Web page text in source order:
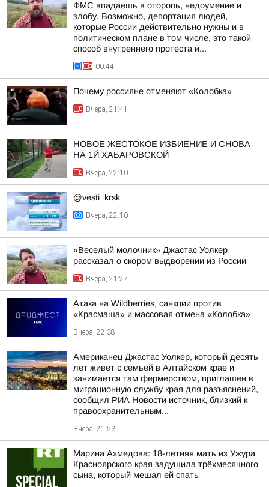
ФМС впадаешь в оторопь, недоумение и
злобу. Возможно, депортация людей,
которые России действительно нужны и в
политическом плане в том числе, это такой
способ внутреннего протеста и...
00:44
Почему россияне отменяют «Колобка»
Вчера, 21:41
НОВОЕ ЖЕСТОКОЕ ИЗБИЕНИЕ И СНОВА
НА 1Й ХАБАРОВСКОЙ
Вчера, 22:10
@vesti_krsk
Вчера, 22:10
«Веселый молочник» Джастас Уолкер
рассказал о скором выдворении из России
Вчера, 21:27
Атака на Wildberries, санкции против
«Красмаша» и массовая отмена «Колобка»
Вчера, 22:38
Американец Джастас Уолкер, который десять
лет живет с семьей в Алтайском крае и
занимается там фермерством, приглашен в
миграционную службу края для разъяснений,
сообщил РИА Новости источник, близкий к
правоохранительным...
Вчера, 21:53
Марина Ахмедова: 18-летняя мать из Ужура
Красноярского края задушила трёхмесячного
сына, который мешал ей спать